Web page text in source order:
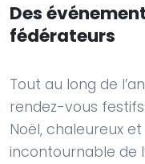
Des
fédérateurs
Tout au long de
rendez-vous
Noël, chaleureux
incontournable de